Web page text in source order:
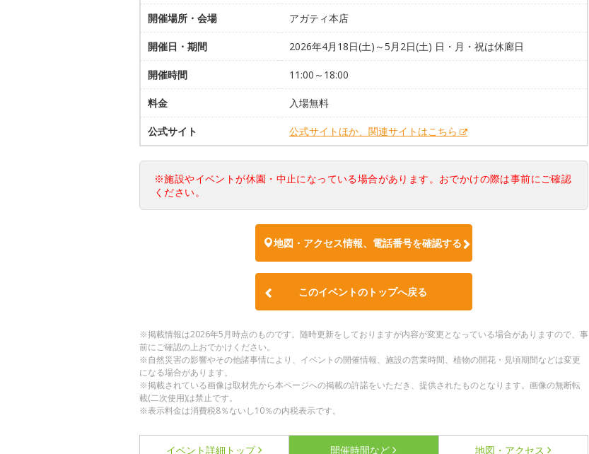
開催場所・会場 アガティ本店
開催日・期間 2026年4月18日(土)～5月2日(土) 日・月・祝は休廊日
開催時間 11:00～18:00
料金 入場無料
公式サイト 公式サイトほか、関連サイトはこちら
※施設やイベントが休園・中止になっている場合があります。おでかけの際は事前にご確認
ください。
地図・アクセス情報、電話番号を確認する
このイベントのトップへ戻る
※掲載情報は2026年5月時点のものです。随時更新をしておりますが内容が変更となっている場合がありますので、事
前にご確認の上おでかけください。
※自然災害の影響やその他諸事情により、イベントの開催情報、施設の営業時間、植物の開花・見頃期間などは変更
になる場合があります。
※掲載されている画像は取材先から本ページへの掲載の許諾をいただき、提供されたものとなります。画像の無断転
載(二次使用)は禁止です。
※表示料金は消費税8％ないし10％の内税表示です。
イベント詳細 トップ 開催時間など 地図・アクセス